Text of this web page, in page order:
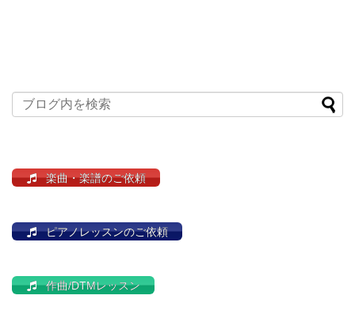
楽曲・楽譜のご依頼
ピアノレッスンのご依頼
作曲/DTMレッスン